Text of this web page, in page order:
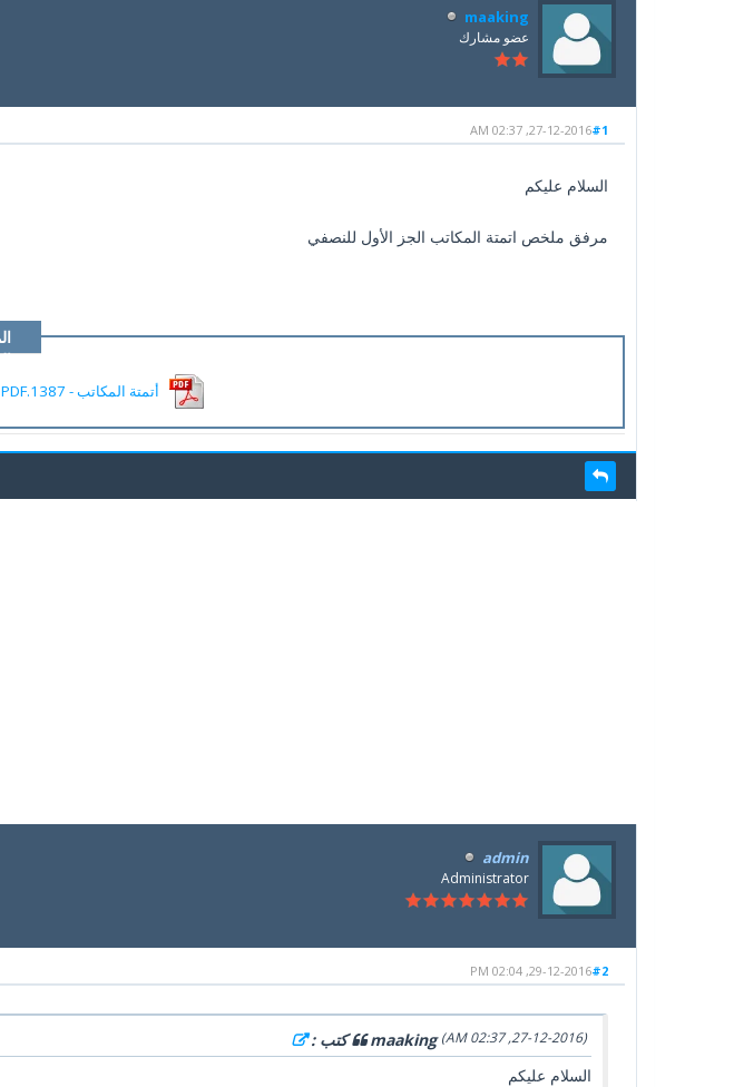
maaking
عضو مشارك
#1
27-12-2016, 02:37 AM
السلام عليكم
مرفق ملخص اتمتة المكاتب الجز الأول للنصفي
أتمتة المكاتب - 1387.PDF
admin
Administrator
#2
29-12-2016, 02:04 PM
(27-12-2016, 02:37 AM)
maaking كتب :
السلام عليكم